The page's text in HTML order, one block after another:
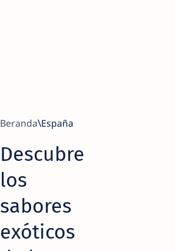
Beranda España
Descubre
los
sabores
exóticos